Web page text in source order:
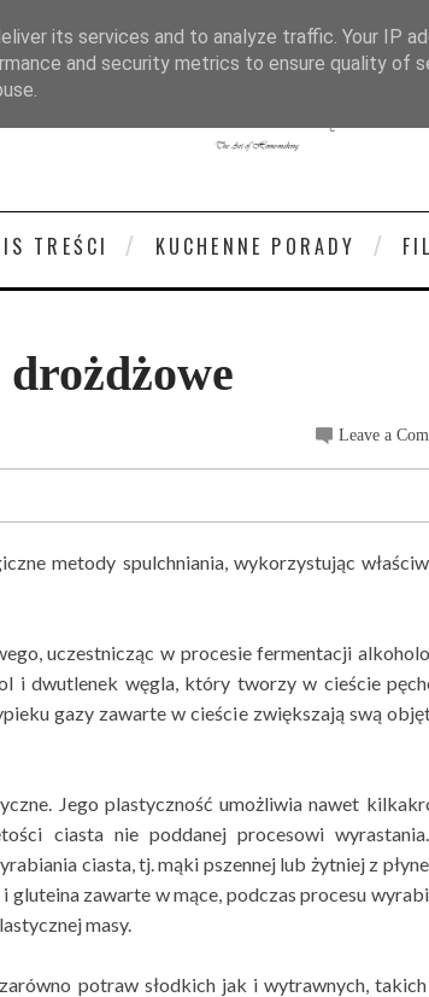
TREŚCI KUCHENNE PORADY
drożdżowe
Leave a
metody spulchniania, wykorzystując
uczestnicząc w procesie fermentacji
i dwutlenek węgla, który tworzy w cieście
gazy zawarte w cieście zwiększają swą
Jego plastyczność umożliwia nawet
ciasta nie poddanej procesowi
ciasta, tj. mąki pszennej lub żytniej z
zawarte w mące, podczas procesu
masy.
potraw słodkich jak i wytrawnych,
its services and to analyze traffic. Your IP
and security metrics to ensure quality of